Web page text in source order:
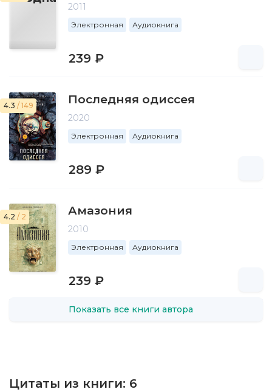
2011
Электронная Аудиокнига
239 ₽
4.3 / 149 Последняя одиссея
2020
Электронная Аудиокнига
289 ₽
4.2 / 2 Амазония
2010
Электронная Аудиокнига
239 ₽
Показать все книги автора
Цитаты из книги: 6